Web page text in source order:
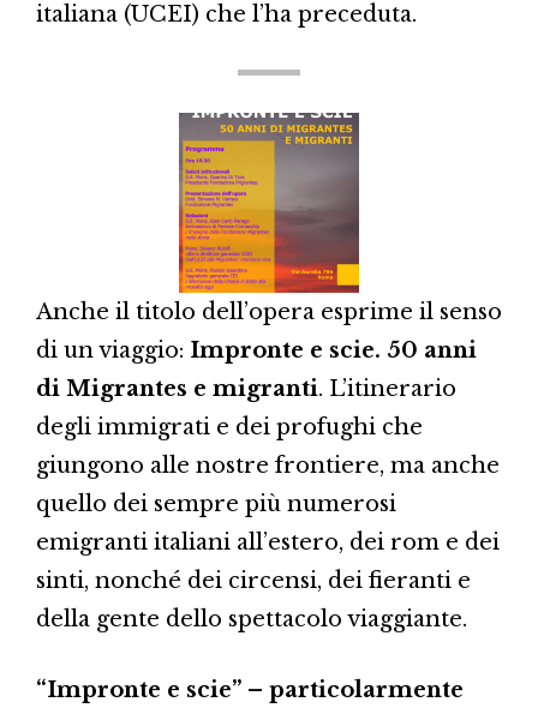
italiana (UCEI) che l’ha preceduta.
Anche il titolo dell’opera esprime il senso
di un viaggio: Impronte e scie. 50 anni
di Migrantes e migranti. L’itinerario
degli immigrati e dei profughi che
giungono alle nostre frontiere, ma anche
quello dei sempre più numerosi
emigranti italiani all’estero, dei rom e dei
sinti, nonché dei circensi, dei fieranti e
della gente dello spettacolo viaggiante.
“Impronte e scie” – particolarmente